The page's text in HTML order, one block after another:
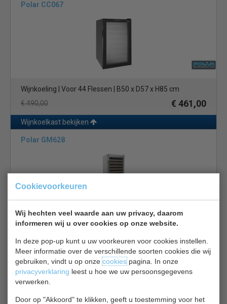
Cookievoorkeuren
Wij hechten veel waarde aan uw privacy, daarom
informeren wij u over cookies op onze website.
In deze pop-up kunt u uw voorkeuren voor cookies instellen.
Meer informatie over de verschillende soorten cookies die wij
gebruiken, vindt u op onzecookiespagina. In onze
privacyverklaring leest u hoe we uw persoonsgegevens
verwerken.
Door op "Akkoord" te klikken, geeft u toestemming voor het
Polar CC067
Wijnkoeling | Voor 44 Flessen | B50 x D57 x H85 cm
€ 490,00
€ 461,00
Wijnkoelkast bekijken
Polar GM628
Wijnkoelkast | 2 zones | RVS | B60 x D62 x H158 cm
€ 1561,00
€ 1264,00
Wijnkoelkast bekijken
Polar Wijnkoelkast GL097